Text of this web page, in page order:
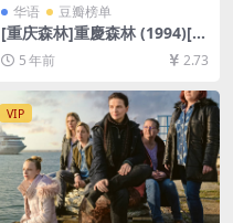
华语 豆瓣榜单
[重庆森林]重慶森林 (1994)[百
度网盘+迅雷云盘资源1080P
超清未删减][MP4/6.6GB][原
5 年前 2.73
VIP